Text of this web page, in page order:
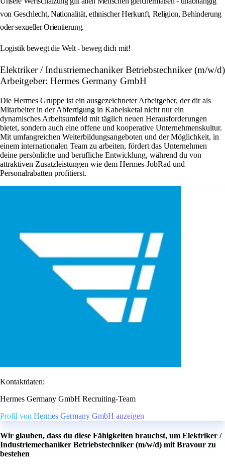
von Geschlecht, Nationalität, ethnischer Herkunft, Religion, Behinderung
oder sexueller Orientierung.
Logistik bewegt die Welt - beweg dich mit!
Elektriker / Industriemechaniker Betriebstechniker (m/w/d)
Arbeitgeber: Hermes Germany GmbH
Die Hermes Gruppe ist ein ausgezeichneter Arbeitgeber, der dir als
Mitarbeiter in der Abfertigung in Kabelsketal nicht nur ein
dynamisches Arbeitsumfeld mit täglich neuen Herausforderungen
bietet, sondern auch eine offene und kooperative Unternehmenskultur.
Mit umfangreichen Weiterbildungsangeboten und der Möglichkeit, in
einem internationalen Team zu arbeiten, fördert das Unternehmen
deine persönliche und berufliche Entwicklung, während du von
attraktiven Zusatzleistungen wie dem Hermes-JobRad und
Personalrabatten profitierst.
Kontaktdaten:
Hermes Germany GmbH Recruiting-Team
Profil von Hermes Germany GmbH anzeigen
Wir glauben, dass du diese Fähigkeiten brauchst, um Elektriker /
Industriemechaniker Betriebstechniker (m/w/d) mit Bravour zu
bestehen